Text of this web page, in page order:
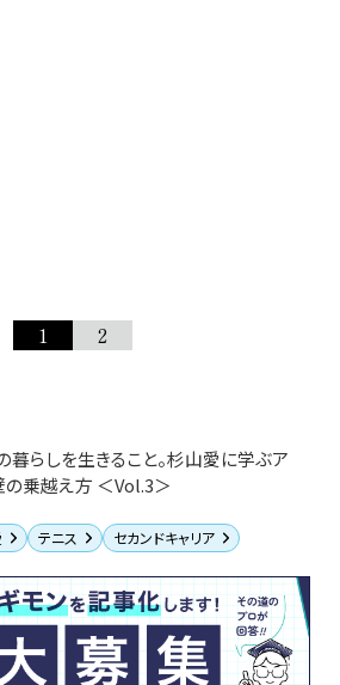
1 2
暮らしを生きること。杉山愛に学ぶア
の乗越え方 ＜Vol.3＞
テニス セカンドキャリア